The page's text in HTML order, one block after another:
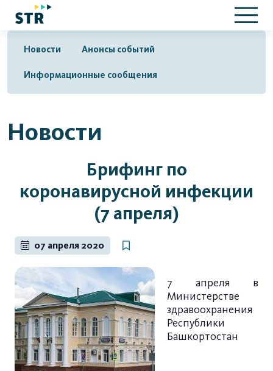
Новости Анонсы событий
Информационные сообщения
Новости
Брифинг по
коронавирусной инфекции
(7 апреля)
07 апреля 2020
7 апреля в
Министерстве
здравоохранения
Республики
Башкортостан